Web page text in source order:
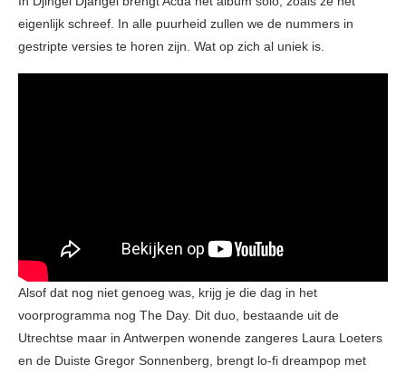
eigenlijk schreef. In alle puurheid zullen we de nummers in
gestripte versies te horen zijn. Wat op zich al uniek is.
Alsof dat nog niet genoeg was, krijg je die dag in het
voorprogramma nog The Day. Dit duo, bestaande uit de
Utrechtse maar in Antwerpen wonende zangeres Laura Loeters
en de Duiste Gregor Sonnenberg, brengt lo-fi dreampop met